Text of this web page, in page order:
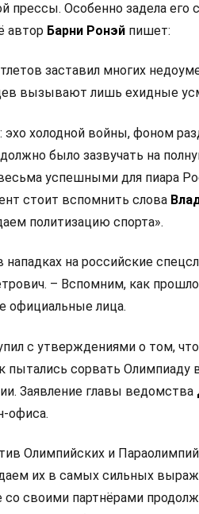
прессы. Особенно задела его
автор Барни Ронэй пишет:
заставил многих
вызывают лишь ехидные
эхо холодной войны, фоном
было зазвучать на
успешными для пиара
стоит вспомнить слова
политизацию спорта».
нападках на российские
– Вспомним, как
официальные лица.
с утверждениями о том,
сорвать Олимпиаду
Заявление главы ведомства
офиса.
Олимпийских и
их в самых сильных
своими партнёрами